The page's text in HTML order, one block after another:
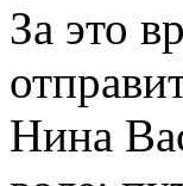
За это
Нина